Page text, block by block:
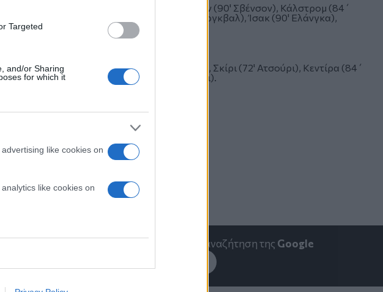
Targeted
and/or Sharing
for which it
like cookies on
like cookies on
Λίντελεφ, Λάγκερμπιλκε, Μπέρνχαρντσον (90' Σβένσον), Κάλστρομ (84΄
(64' Στουρμ), Νίγκρεν (64' Μπέργκβαλ), Ίσακ (90' Ελάνγκα),
(72' Μαχμούντ), Ρεκίκ, Ταλμπί,Μπεν Χαμιντά, Σκίρι (72' Ατσούρι), Κεντίρα (84΄
Χάνιμπαλ, Αμπντί, Σαάντ (72' Τουνέκτι).
και δες περισσότερο στην αναζήτηση της Google